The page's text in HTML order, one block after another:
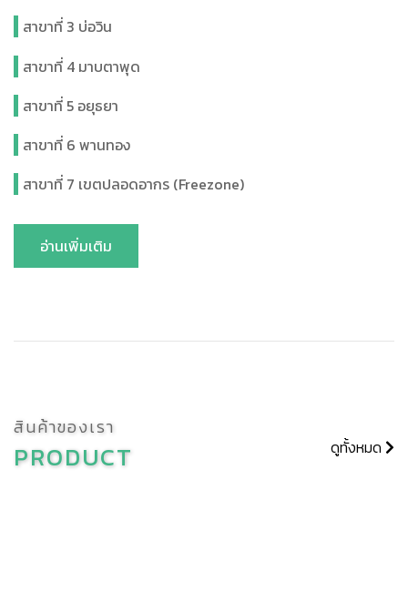
สาขาที่ 3 บ่อวิน
สาขาที่ 4 มาบตาพุด
สาขาที่ 5 อยุธยา
สาขาที่ 6 พานทอง
สาขาที่ 7 เขตปลอดอากร (Freezone)
อ่านเพิ่มเติม
สินค้าของเรา
PRODUCT ดูทั้งหมด